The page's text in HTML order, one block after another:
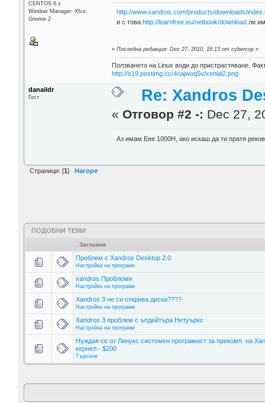
CENTOS 6.x
Window Manager: Xfce,
Gnome 2
http://www.xandros.com/products/downloads/
и с това http://learnfree.eu/netbook/download ли
«Последна редакция: Dec 27, 2010, 16:13 от cybercop »
Ползването на Linux води до пристрастяване.
http://s19.postimg.cc/4oajwoq5v/xenial2.png
danaildr
Гост Re: Xandros
« Отговор #2 -: Dec 27,
Аз имам Eee 1000H, ако искаш да ти пратя
Страници: [1] Нагоре
ПОДОБНИ ТЕМИ
Заглавие
Проблем с Xandros Desktop 2.0
Настройка на програми
xandros Проблеми
Настройка на програми
Xandros 3 не си открива диска????
Настройка на програми
Xandros 3 проблем с ъпдейтъра Нетуъркс
Настройка на програми
Нуждая се от Линукс системен програмист за прекомп. на
кернел - $200
Търсене